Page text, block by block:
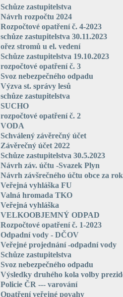
Schůze zastupitelstva
Návrh rozpočtu 2024
Rozpočtové opatření č. 4-2023
schůze zastupitelstva 30.11.2023
ořez stromů u el. vedení
Schůze zastupitelstva 19.10.2023
rozpočtové opatření č. 3
Svoz nebezpečného odpadu
Výzva st. správy lesů
schůze zastupitelstva
SUCHO
rozpočtové opatření č. 2
VODA
Schválený závěrečný účet
Závěrečný účet 2022
Schůze zastupitelstva 30.5.2023
Návrh záv. účtu -Svazek Plyn
Návrh závšrečného účtu obce za
Veřejná vyhláška FU
Valná hromada TKO
Veřejná vyhláška
VELKOOBJEMNÝ ODPAD
Rozpočtové opatření č. 1-2023
Odpadní vody - DČOV
Veřejné projednání -odpadní vody
Schůze zastupitelstva
Svoz nebezpečného odpadu
Výsledky druhého kola volby
Policie ČR --- varování
Opatření veřejné povahy